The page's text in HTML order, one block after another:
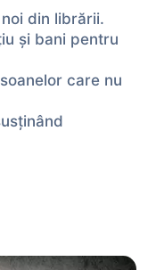
din librării.
și bani pentru
care nu